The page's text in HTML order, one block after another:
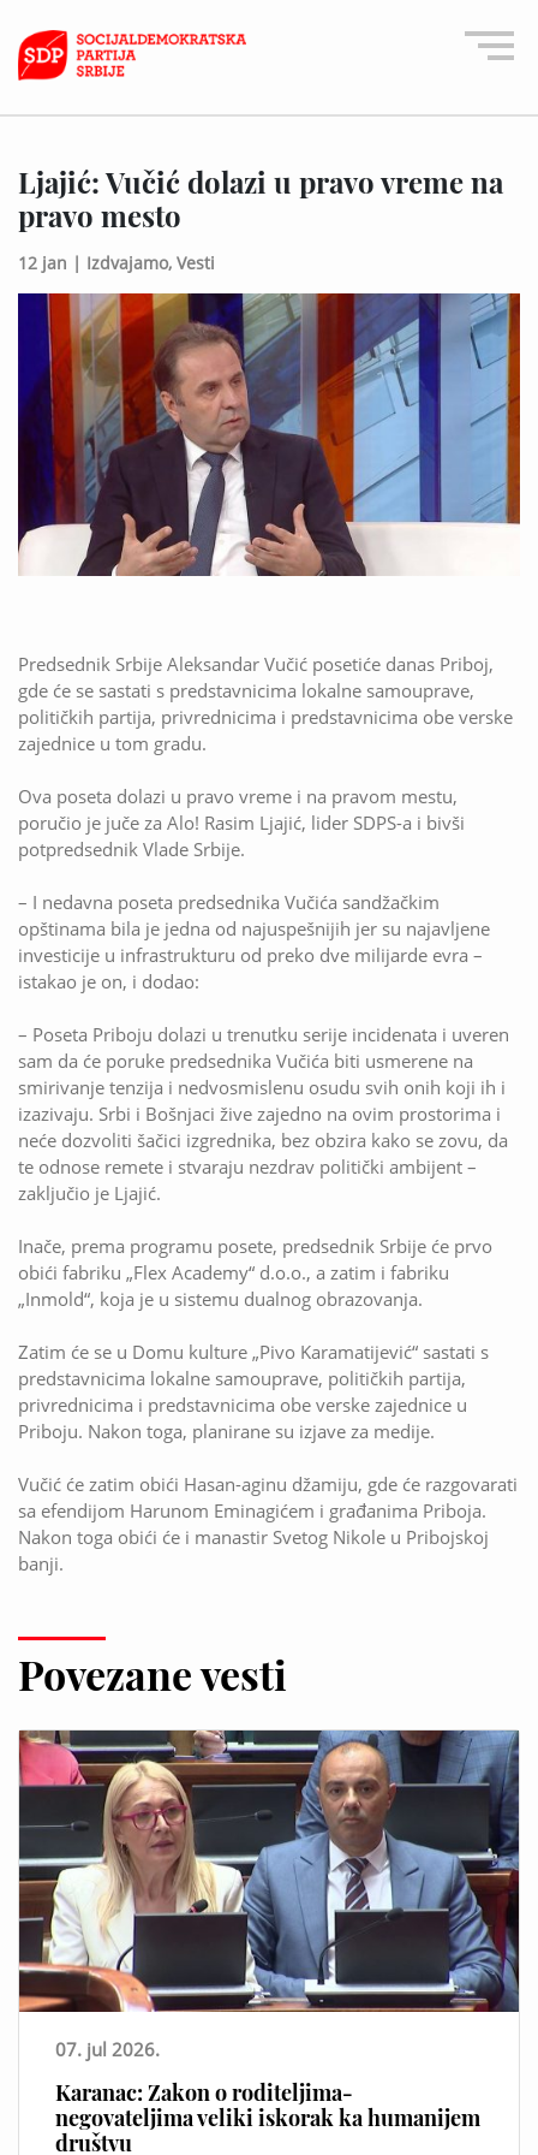
Ljajić: Vučić dolazi u pravo vreme na
pravo mesto
12 jan | Izdvajamo, Vesti
Predsednik Srbije Aleksandar Vučić posetiće danas Priboj,
gde će se sastati s predstavnicima lokalne samouprave,
političkih partija, privrednicima i predstavnicima obe verske
zajednice u tom gradu.
Ova poseta dolazi u pravo vreme i na pravom mestu,
poručio je juče za Alo! Rasim Ljajić, lider SDPS-a i bivši
potpredsednik Vlade Srbije.
– I nedavna poseta predsednika Vučića sandžačkim
opštinama bila je jedna od najuspešnijih jer su najavljene
investicije u infrastrukturu od preko dve milijarde evra –
istakao je on, i dodao:
– Poseta Priboju dolazi u trenutku serije incidenata i uveren
sam da će poruke predsednika Vučića biti usmerene na
smirivanje tenzija i nedvosmislenu osudu svih onih koji ih i
izazivaju. Srbi i Bošnjaci žive zajedno na ovim prostorima i
neće dozvoliti šačici izgrednika, bez obzira kako se zovu, da
te odnose remete i stvaraju nezdrav politički ambijent –
zaključio je Ljajić.
Inače, prema programu posete, predsednik Srbije će prvo
obići fabriku „Flex Academy“ d.o.o., a zatim i fabriku
„Inmold“, koja je u sistemu dualnog obrazovanja.
Zatim će se u Domu kulture „Pivo Karamatijević“ sastati s
predstavnicima lokalne samouprave, političkih partija,
privrednicima i predstavnicima obe verske zajednice u
Priboju. Nakon toga, planirane su izjave za medije.
Vučić će zatim obići Hasan-aginu džamiju, gde će razgovarati
sa efendijom Harunom Eminagićem i građanima Priboja.
Nakon toga obići će i manastir Svetog Nikole u Pribojskoj
banji.
Povezane vesti
07. jul 2026.
Karanac: Zakon o roditeljima-
negovateljima veliki iskorak ka humanijem
društvu